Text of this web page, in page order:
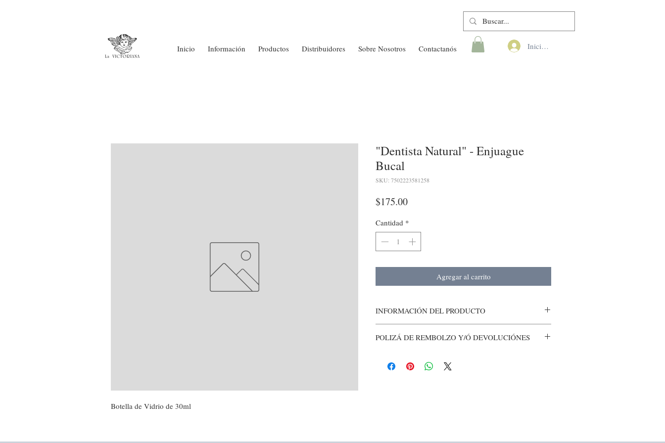
Inicio Información Productos Distribuidores Sobre Nosotros Contactanós Iniciar sesión
Botella de Vidrio de 30ml
"Dentista Natural" - Enjuague
Bucal
SKU: 7502223581258
$175.00Precio
Cantidad *
Agregar al carrito
INFORMACIÓN DEL PRODUCTO
POLIZÁ DE REMBOLZO Y/Ó DEVOLUCIÓNES